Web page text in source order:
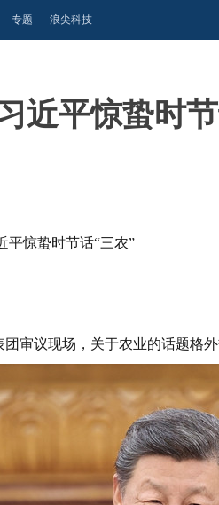
专题 浪尖科技
近平惊蛰时
平惊蛰时节话“三农”
审议现场，关于农业的话题格外